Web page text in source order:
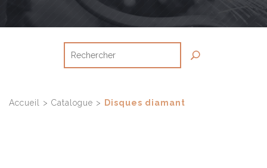
Accueil > Catalogue > Disques diamant